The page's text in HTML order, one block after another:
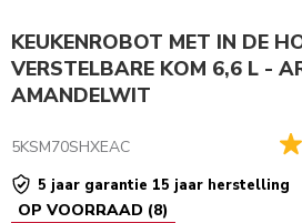
KEUKEN­ROBOT MET IN DE
VERSTELBARE KOM 6,6 L -
AMANDELWIT
5KSM70SHXEAC
5 jaar garantie 15 jaar herstelling
OP VOORRAAD (8)